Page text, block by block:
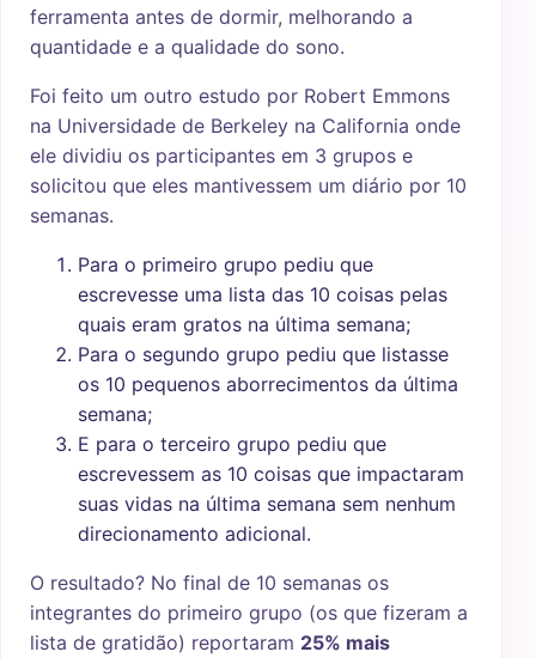
ferramenta antes de dormir, melhorando a
quantidade e a qualidade do sono.
Foi feito um outro estudo por Robert Emmons
na Universidade de Berkeley na California onde
ele dividiu os participantes em 3 grupos e
solicitou que eles mantivessem um diário por 10
semanas.
Para o primeiro grupo pediu que
escrevesse uma lista das 10 coisas pelas
quais eram gratos na última semana;
Para o segundo grupo pediu que listasse
os 10 pequenos aborrecimentos da última
semana;
E para o terceiro grupo pediu que
escrevessem as 10 coisas que impactaram
suas vidas na última semana sem nenhum
direcionamento adicional.
O resultado? No final de 10 semanas os
integrantes do primeiro grupo (os que fizeram a
lista de gratidão) reportaram 25% mais